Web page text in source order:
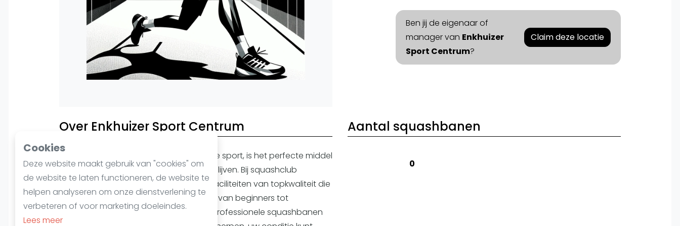
Cookies
Deze website maakt gebruik van "cookies" om
de website te laten functioneren, de website te
helpen analyseren om onze dienstverlening te
verbeteren of voor marketing doeleindes.
Lees meer
Ben jij de eigenaar of
manager van Enkhuizer
Sport Centrum?
Claim deze locatie
Over Enkhuizer Sport Centrum
Squash, een dynamische en uitdagende sport, is het perfecte middel
om zowel fysiek als mentaal in vorm te blijven. Bij squashclub
Enkhuizer Sport Centrum bieden wij faciliteiten van topkwaliteit die
geschikt zijn voor spelers van elk niveau, van beginners tot
gevorderden. Onze club beschikt over professionele squashbanen
Aantal squashbanen
0